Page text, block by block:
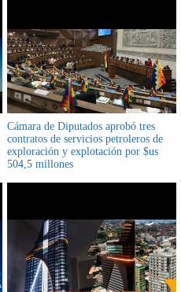
Cámara de Diputados aprobó tres
contratos de servicios petroleros de
exploración y explotación por $us
504,5 millones